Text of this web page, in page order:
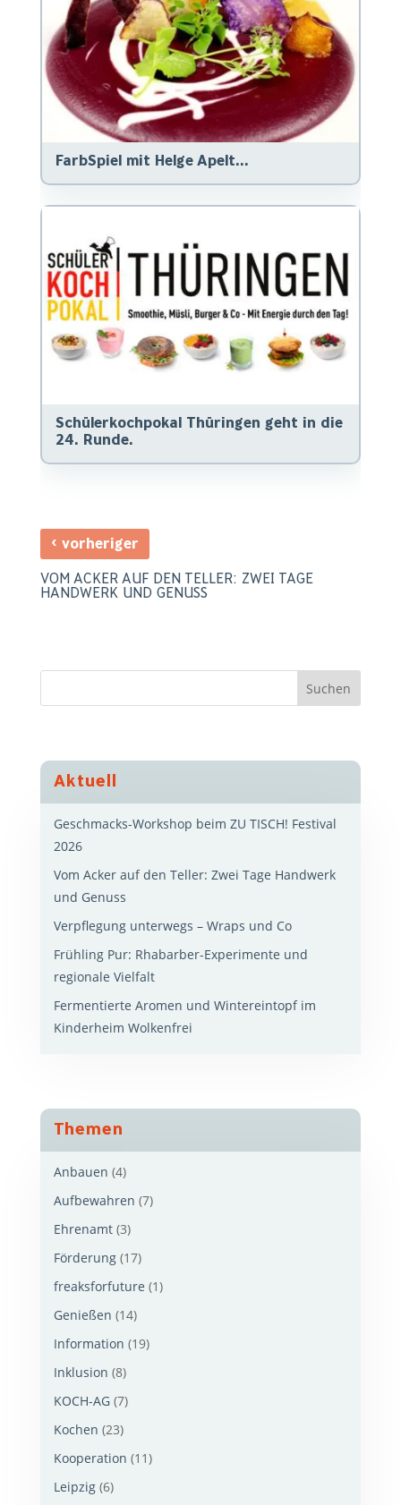
FarbSpiel mit Helge Apelt...
Schülerkochpokal Thüringen geht in die
24. Runde.
‹ vorheriger
VOM ACKER AUF DEN TELLER: ZWEI TAGE
HANDWERK UND GENUSS
Aktuell
Geschmacks-Workshop beim ZU TISCH! Festival
2026
Vom Acker auf den Teller: Zwei Tage Handwerk
und Genuss
Verpflegung unterwegs – Wraps und Co
Frühling Pur: Rhabarber-Experimente und
regionale Vielfalt
Fermentierte Aromen und Wintereintopf im
Kinderheim Wolkenfrei
Themen
Anbauen (4)
Aufbewahren (7)
Ehrenamt(3)
Förderung(17)
freaksforfuture (1)
Genießen (14)
Information (19)
Inklusion (8)
KOCH-AG(7)
Kochen (23)
Kooperation (11)
Leipzig(6)